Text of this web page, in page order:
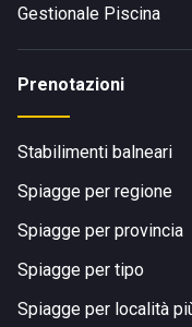
DOVE SI TROVANO I
I Bagni Willy
caratteristica frazione
Gestionale Piscina
Prenotazioni
Stabilimenti balneari
Spiagge per regione
Spiagge per provincia
Spiagge per tipo
Spiagge per località